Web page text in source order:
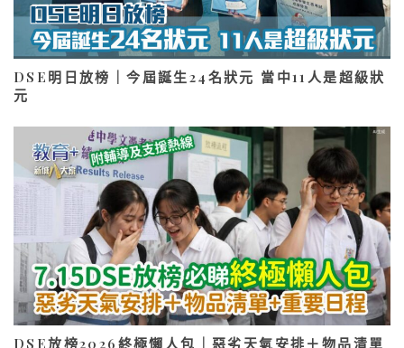
DSE明日放榜｜今屆誕生24名狀元 當中11人是超級狀
元
DSE放榜2026終極懶人包｜惡劣天氣安排＋物品清單